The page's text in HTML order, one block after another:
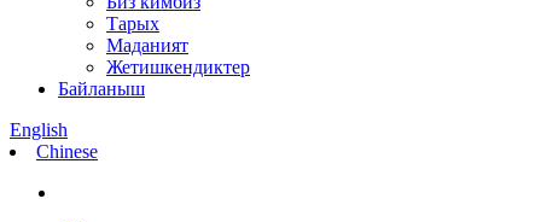
Тарых
Маданият
Жетишкендиктер
Байланыш
English
Chinese